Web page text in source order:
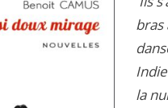
bras
la